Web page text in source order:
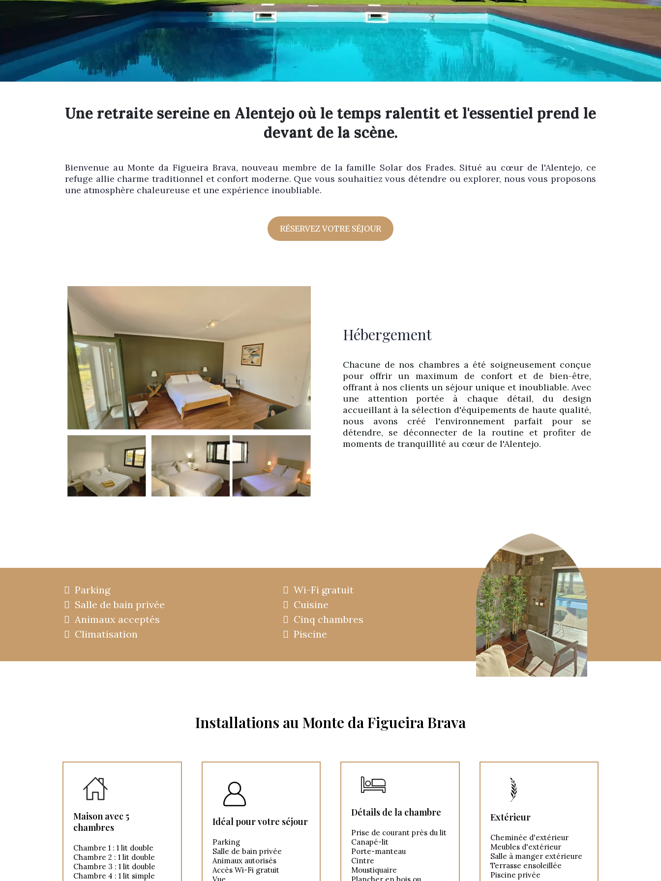
Une retraite sereine en Alentejo où le temps ralentit et l'essentiel prend le
devant de la scène.
Bienvenue au Monte da Figueira Brava, nouveau membre de la famille Solar dos Frades. Situé au cœur de l'Alentejo, ce
refuge allie charme traditionnel et confort moderne. Que vous souhaitiez vous détendre ou explorer, nous vous proposons
une atmosphère chaleureuse et une expérience inoubliable.
RÉSERVEZ VOTRE SÉJOUR
Hébergement
Chacune de nos chambres a été soigneusement conçue
pour offrir un maximum de confort et de bien-être,
offrant à nos clients un séjour unique et inoubliable. Avec
une attention portée à chaque détail, du design
accueillant à la sélection d'équipements de haute qualité,
nous avons créé l'environnement parfait pour se
détendre, se déconnecter de la routine et profiter de
moments de tranquillité au cœur de l'Alentejo.
Parking
Salle de bain privée
Animaux acceptés
Climatisation
Wi-Fi gratuit
Cuisine
Cinq chambres
Piscine
Installations au Monte da Figueira Brava
Maison avec 5
chambres
Chambre 1 : 1 lit double
Chambre 2 : 1 lit double
Chambre 3 : 1 lit double
Chambre 4 : 1 lit simple
Idéal pour votre séjour
Parking
Salle de bain privée
Animaux autorisés
Accès Wi-Fi gratuit
Détails de la chambre
Prise de courant près du lit
Canapé-lit
Porte-manteau
Cintre
Moustiquaire
Extérieur
Cheminée d'extérieur
Meubles d'extérieur
Salle à manger extérieure
Terrasse ensoleillée
Piscine privée